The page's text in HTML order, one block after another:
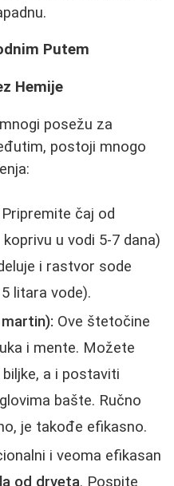
Putem
Hemije
posežu za
postoji mnogo
Pripremite čaj od
u vodi 5-7 dana)
i rastvor sode
litara vode).
Ove štetočine
i mente. Možete
a i postaviti
bašte. Ručno
je takođe efikasno.
i veoma efikasan
od drveta. Pospite